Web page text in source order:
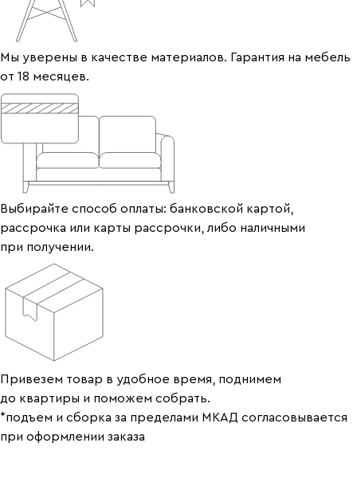
Мы уверены в качестве материалов. Гарантия на мебель
от 18 месяцев.
Выбирайте способ оплаты: банковской картой,
рассрочка или карты рассрочки, либо наличными
при получении.
Привезем товар в удобное время, поднимем
до квартиры и поможем собрать.
*подъем и сборка за пределами МКАД согласовывается
при оформлении заказа